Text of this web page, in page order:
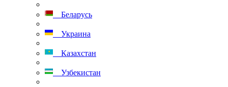
Беларусь
Украина
Казахстан
Узбекистан